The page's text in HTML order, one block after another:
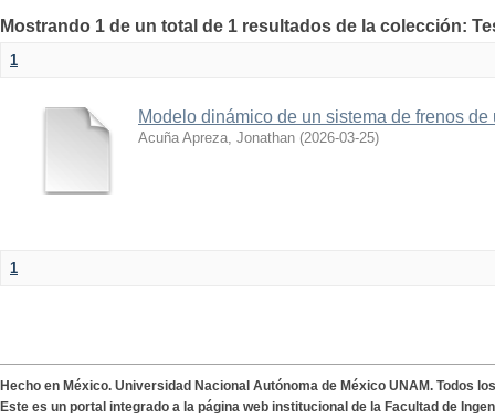
Mostrando 1 de un total de 1 resultados de la colección:
1
Modelo dinámico de un sistema de frenos
Acuña Apreza, Jonathan (2026-03-25)
1
Hecho en México. Universidad Nacional Autónoma de México UNAM. Todos
Este es un portal integrado a la página web institucional de la Facultad de